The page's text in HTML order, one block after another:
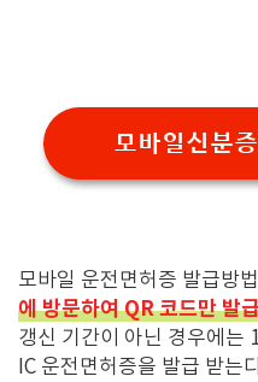
모바일신분
모바일 운전면허증 발급방
에 방문하여 QR 코드만 발
갱신 기간이 아닌 경우에는
IC 운전면허증을 발급 받는